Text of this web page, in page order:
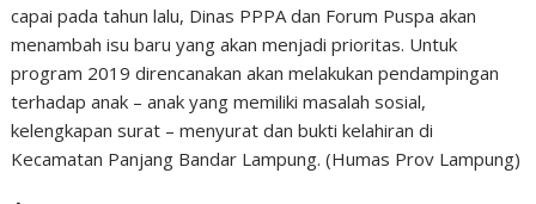
capai pada tahun lalu, Dinas PPPA dan Forum Puspa akan
menambah isu baru yang akan menjadi prioritas. Untuk
program 2019 direncanakan akan melakukan pendampingan
terhadap anak – anak yang memiliki masalah sosial,
kelengkapan surat – menyurat dan bukti kelahiran di
Kecamatan Panjang Bandar Lampung. (Humas Prov Lampung)